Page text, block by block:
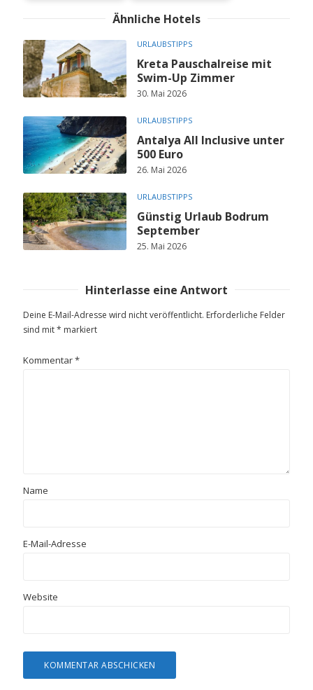
Ähnliche Hotels
URLAUBSTIPPS
Kreta Pauschalreise mit
Swim-Up Zimmer
30. Mai 2026
URLAUBSTIPPS
Antalya All Inclusive unter
500 Euro
26. Mai 2026
URLAUBSTIPPS
Günstig Urlaub Bodrum
September
25. Mai 2026
Hinterlasse eine Antwort
Deine E-Mail-Adresse wird nicht veröffentlicht. Erforderliche Felder
sind mit* markiert
Kommentar*
Name
E-Mail-Adresse
Website